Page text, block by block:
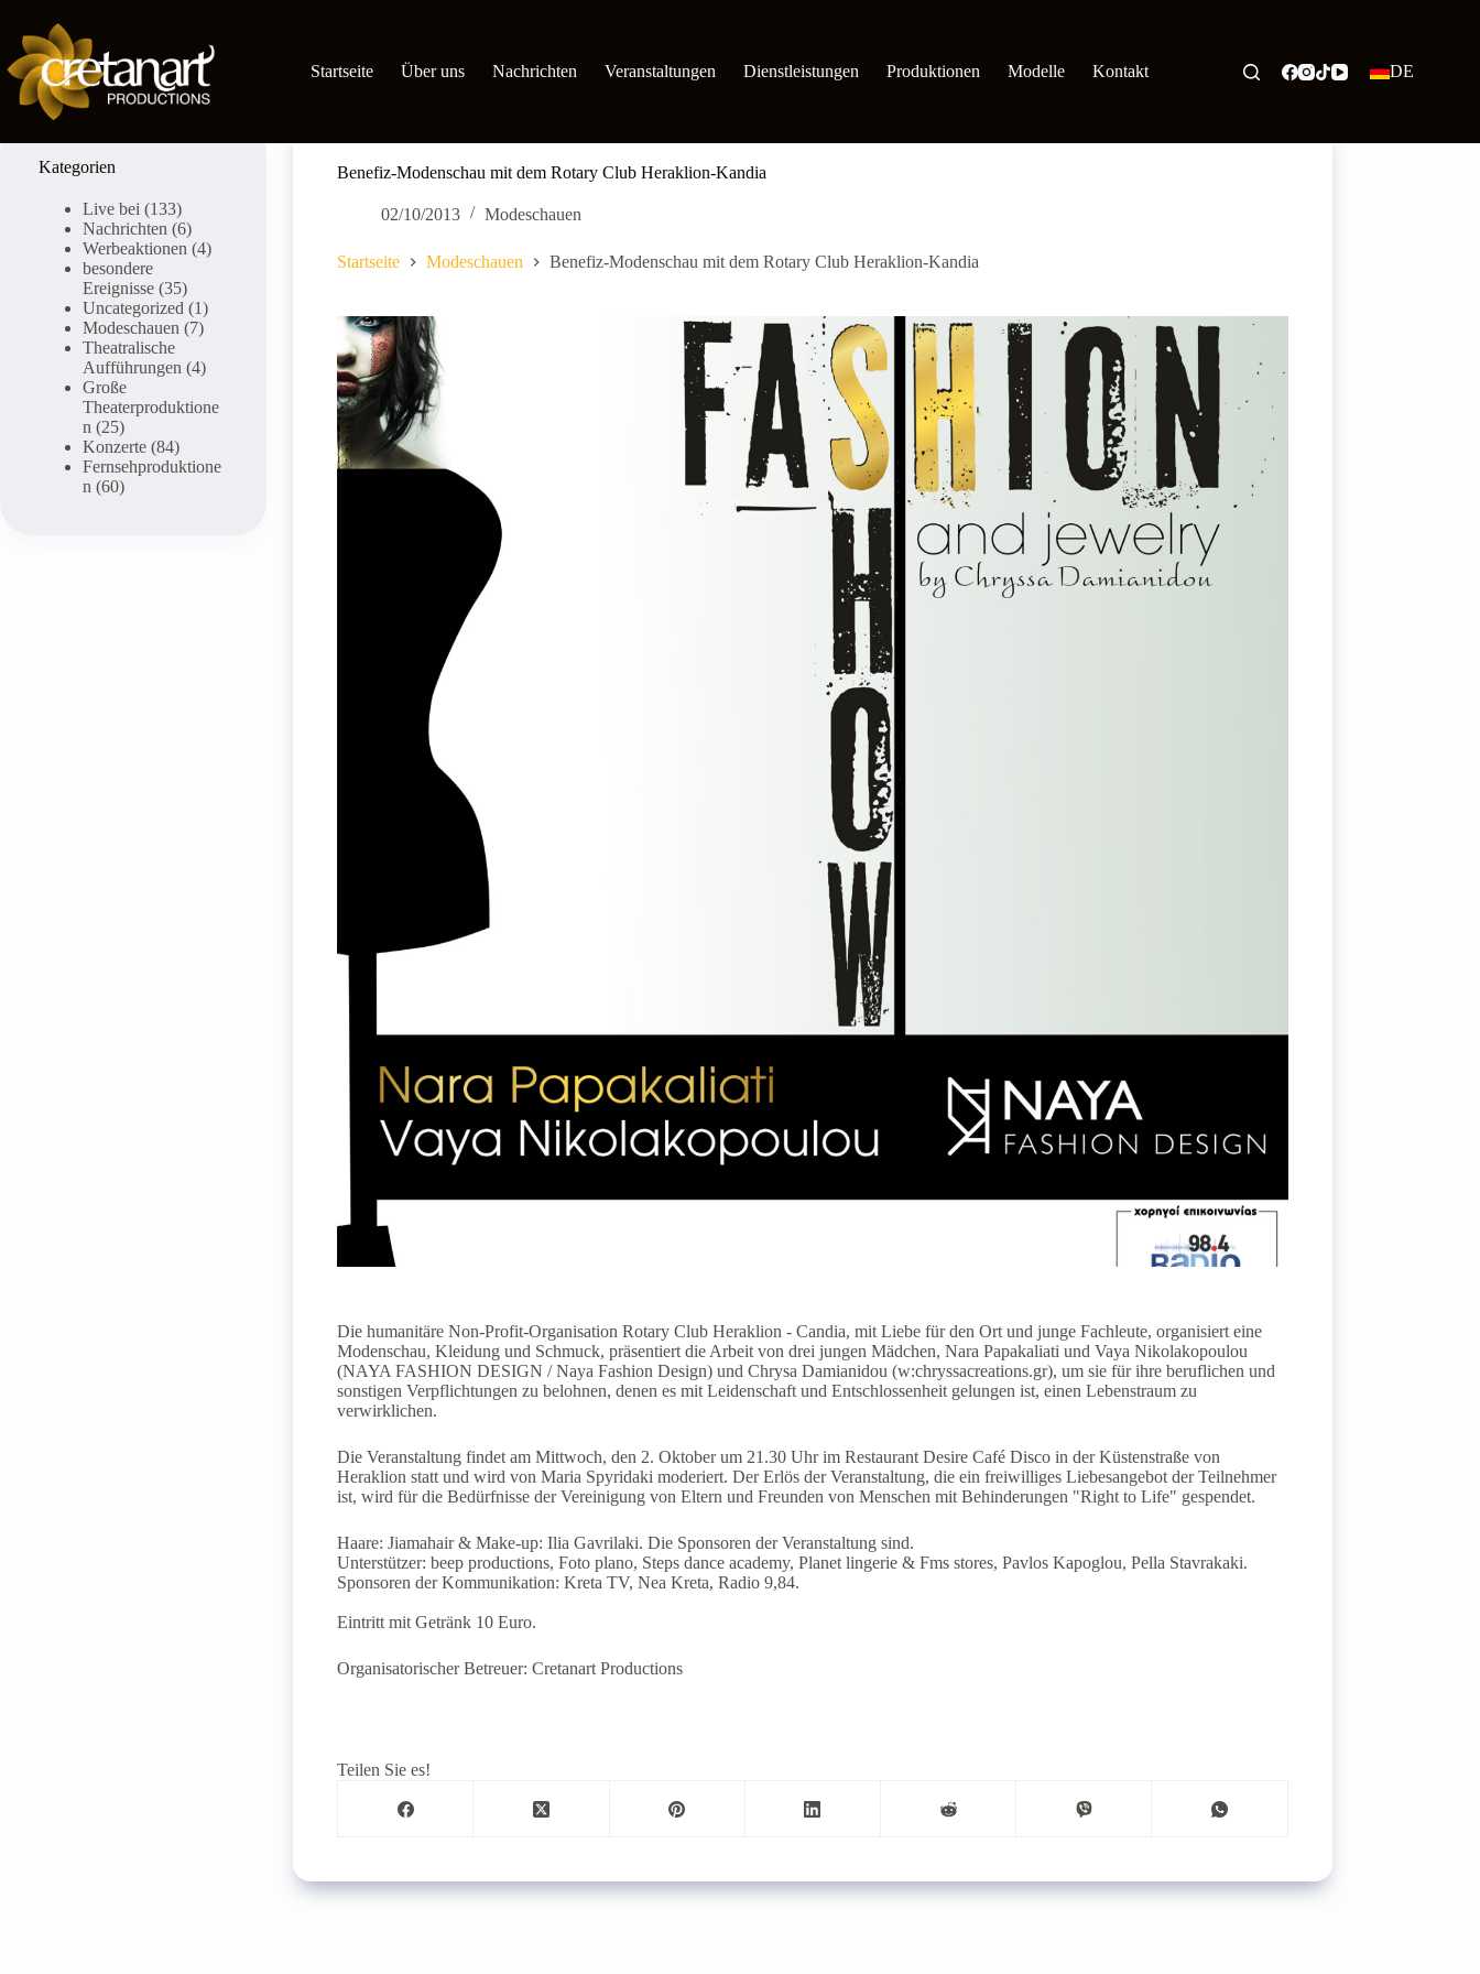
springen
Startseite
Über uns Nachrichten Veranstaltungen Dienstleistungen Produktionen Modelle Kontakt DE
Benefiz-Modenschau mit dem Rotary Club Heraklion-Kandia
02/10/2013 Modeschauen
Startseite Modeschauen Benefiz-Modenschau mit dem Rotary Club Heraklion-Kandia
Die humanitäre Non-Profit-Organisation Rotary Club Heraklion - Candia, mit Liebe für den Ort und junge Fachleute, organisiert eine
Modenschau, Kleidung und Schmuck, präsentiert die Arbeit von drei jungen Mädchen, Nara Papakaliati und Vaya Nikolakopoulou
(NAYA FASHION DESIGN / Naya Fashion Design) und Chrysa Damianidou (w:chryssacreations.gr), um sie für ihre beruflichen und
sonstigen Verpflichtungen zu belohnen, denen es mit Leidenschaft und Entschlossenheit gelungen ist, einen Lebenstraum zu
verwirklichen.
Die Veranstaltung findet am Mittwoch, den 2. Oktober um 21.30 Uhr im Restaurant Desire Café Disco in der Küstenstraße von
Heraklion statt und wird von Maria Spyridaki moderiert. Der Erlös der Veranstaltung, die ein freiwilliges Liebesangebot der Teilnehmer
ist, wird für die Bedürfnisse der Vereinigung von Eltern und Freunden von Menschen mit Behinderungen "Right to Life" gespendet.
Haare: Jiamahair & Make-up: Ilia Gavrilaki. Die Sponsoren der Veranstaltung sind.
Unterstützer: beep productions, Foto plano, Steps dance academy, Planet lingerie & Fms stores, Pavlos Kapoglou, Pella Stavrakaki.
Sponsoren der Kommunikation: Kreta TV, Nea Kreta, Radio 9,84.
Eintritt mit Getränk 10 Euro.
Organisatorischer Betreuer: Cretanart Productions
Teilen Sie es!
Kategorien
Live bei (133)
Nachrichten (6)
Werbeaktionen (4)
besondere
Ereignisse (35)
Uncategorized (1)
Modeschauen (7)
Theatralische
Aufführungen (4)
Große
Theaterproduktione
n (25)
Konzerte (84)
Fernsehproduktione
n (60)